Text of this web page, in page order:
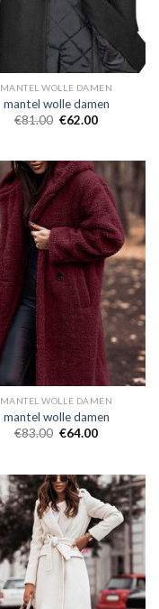
MANTEL WOLLE DAMEN
mantel wolle damen
€81.00 €62.00
MANTEL WOLLE DAMEN
mantel wolle damen
€83.00 €64.00